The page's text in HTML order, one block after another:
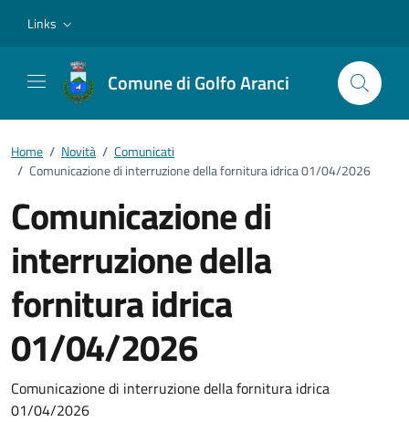
Links
Comune di Golfo Aranci
Home / Novità / Comunicati
/ Comunicazione di interruzione della fornitura idrica 01/04/2026
Comunicazione di
interruzione della
fornitura idrica
01/04/2026
Dettagli della notizia
Comunicazione di interruzione della fornitura idrica
01/04/2026